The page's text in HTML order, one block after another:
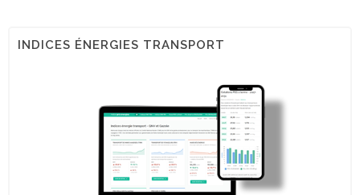
INDICES ÉNERGIES TRANSPORT